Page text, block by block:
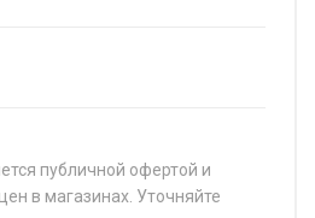
публичной офертой и
в магазинах. Уточняйте